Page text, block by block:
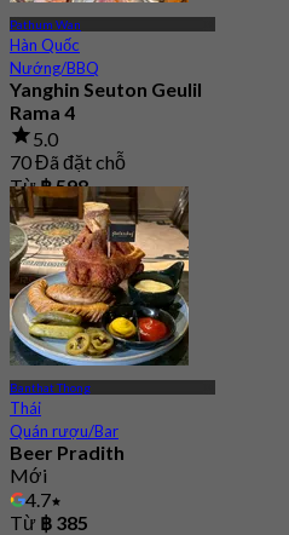
Pathum Wan
Hàn Quốc
Nướng/BBQ
Yanghin Seuton Geulil
Rama 4
5.0
70 Đã đặt chỗ
Từ฿ 598
Banthat Thong
Thái
Quán rượu/Bar
Beer Pradith
Mới
4.7
Từ ฿ 385